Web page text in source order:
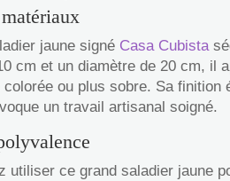
jaune signé Casa Cubista
cm et un diamètre de 20 cm, il
ou plus sobre. Sa finition
un travail artisanal soigné.
utiliser ce grand saladier jaune